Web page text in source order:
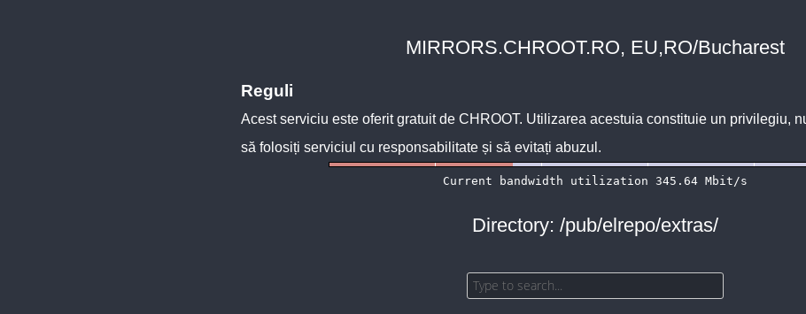
MIRRORS.CHROOT.RO, EU,RO/Bucharest
Reguli
Acest serviciu este oferit gratuit de CHROOT. Utilizarea acestuia constituie un privilegiu,
să folosiți serviciul cu responsabilitate și să evitați abuzul.
Directory: /pub/elrepo/extras/